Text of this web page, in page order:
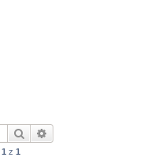
Hledat
1 z 1